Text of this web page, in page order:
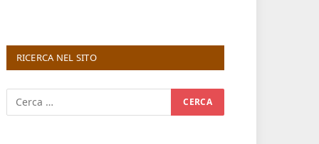
RICERCA NEL SITO